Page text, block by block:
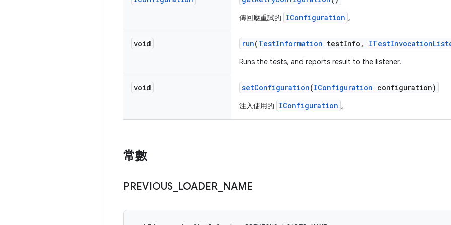
傳回應重試的 IConfiguration 。
void run(TestInformation testInfo , ITestInvocation
Runs the tests, and reports result to the listener.
void setConfiguration(IConfiguration configuration)
注入使用的 IConfiguration 。
常數
PREVIOUS LOADER NAME